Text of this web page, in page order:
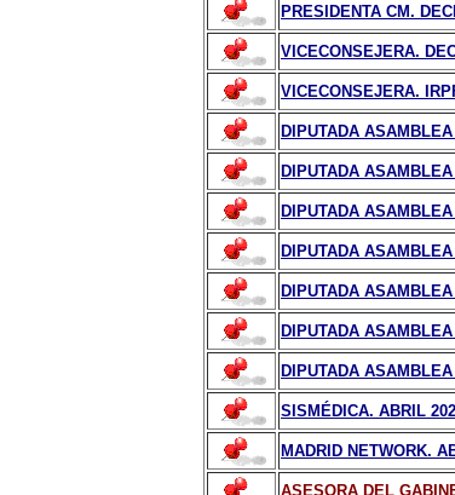
PRESIDENTA CM.
VICECONSEJERA.
VICECONSEJERA.
DIPUTADA
DIPUTADA
DIPUTADA
DIPUTADA
DIPUTADA
DIPUTADA
DIPUTADA
SISMÉDICA. ABRIL
MADRID NETWORK.
ASESORA DEL